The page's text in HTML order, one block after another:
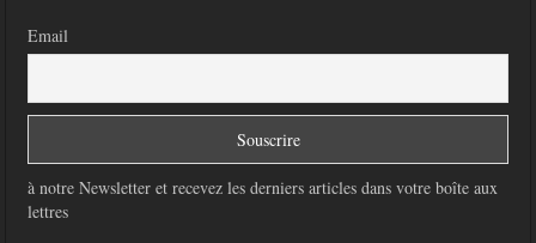
Email
à notre Newsletter et recevez les derniers articles dans votre boîte aux
lettres